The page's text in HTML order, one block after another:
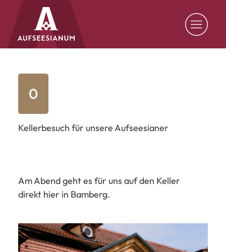
0
Kellerbesuch für unsere Aufseesianer
Am Abend geht es für uns auf den Keller
direkt hier in Bamberg.